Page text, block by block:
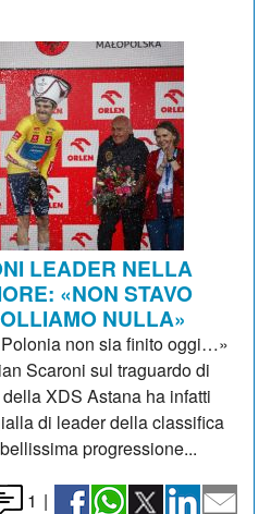
LEADER NELLA
«NON STAVO
NULLA»
non sia finito oggi…»
Scaroni sul traguardo di
XDS Astana ha infatti
di leader della classifica
progressione...
1 |